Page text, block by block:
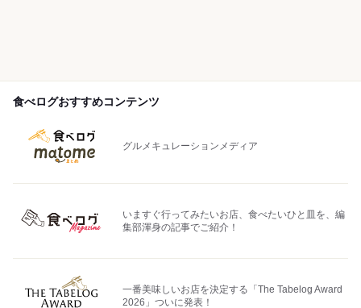
食べログおすすめコンテンツ
グルメキュレーションメディア
いますぐ行ってみたいお店、食べたいひと皿を、編
集部渾身の記事でご紹介！
一番美味しいお店を決定する「The Tabelog Award
2026」ついに発表！